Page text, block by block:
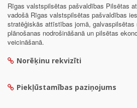
Rīgas valstspilsētas pašvaldības Pilsētas
vadošā Rīgas valstspilsētas pašvaldības
stratēģiskās attīstības jomā,
plānošanas nodrošināšanā un pilsētas
veicināšanā.
Norēķinu rekvizīti
Piekļūstamības paziņojums